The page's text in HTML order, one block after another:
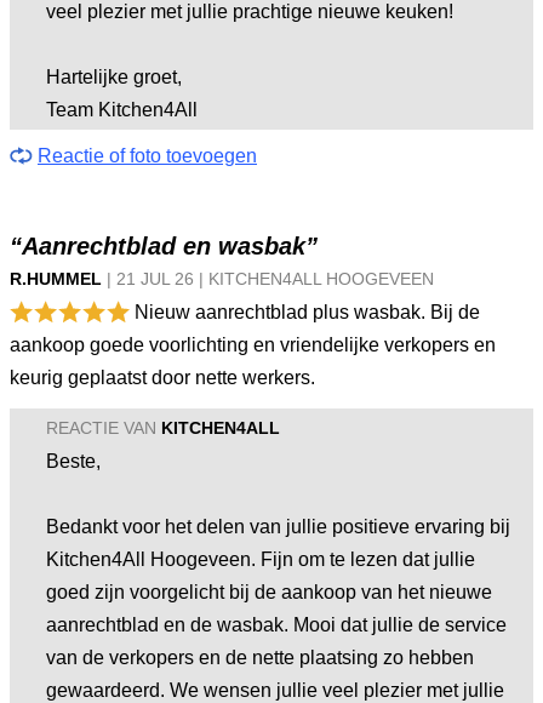
veel plezier met jullie prachtige nieuwe keuken!
Hartelijke groet,
Team Kitchen4All
Reactie of foto toevoegen
“Aanrechtblad en wasbak”
R.HUMMEL | 21 JUL 26 | KITCHEN4ALL HOOGEVEEN
Nieuw aanrechtblad plus wasbak. Bij de
aankoop goede voorlichting en vriendelijke verkopers en
keurig geplaatst door nette werkers.
REACTIE VAN KITCHEN4ALL
Beste,
Bedankt voor het delen van jullie positieve ervaring bij
Kitchen4All Hoogeveen. Fijn om te lezen dat jullie
goed zijn voorgelicht bij de aankoop van het nieuwe
aanrechtblad en de wasbak. Mooi dat jullie de service
van de verkopers en de nette plaatsing zo hebben
gewaardeerd. We wensen jullie veel plezier met jullie